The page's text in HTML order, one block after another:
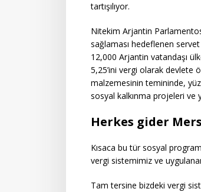
tartışılıyor.
Nitekim Arjantin
sağlaması hedeflenen
12,000 Arjantin vatandaşı
5,25’ini vergi olarak devlete
malzemesinin temininde,
sosyal kalkınma projeleri ve
Herkes gider
Kısaca bu tür sosyal
vergi sistemimiz ve
Tam tersine bizdeki vergi